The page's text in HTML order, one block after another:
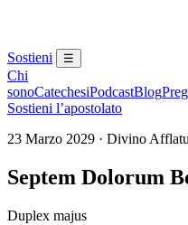
Sostieni ☰
Chi
sonoCatechesiPodcastBlog
Sostieni l’apostolato
23 Marzo 2029 · Divino
Septem Dolorum
Duplex majus